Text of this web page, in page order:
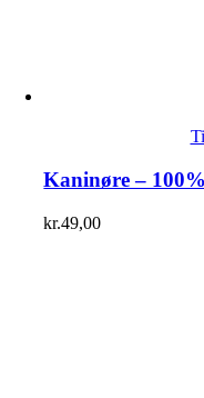
Kaninøre –
kr.49,00